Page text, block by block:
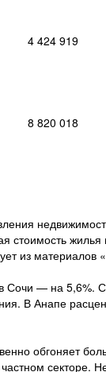
4 424 919
8 820 018
стоимость
из материалов
Сочи — на 5,6%.
В Анапе
обгоняет
секторе.